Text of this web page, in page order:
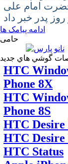
امام علی
ادامه پیامک ها
حامی
گوشي هاي جديد
HTC
Phone 8X
HTC
Phone 8S
HTC Desire
HTC Desire
HTC Status